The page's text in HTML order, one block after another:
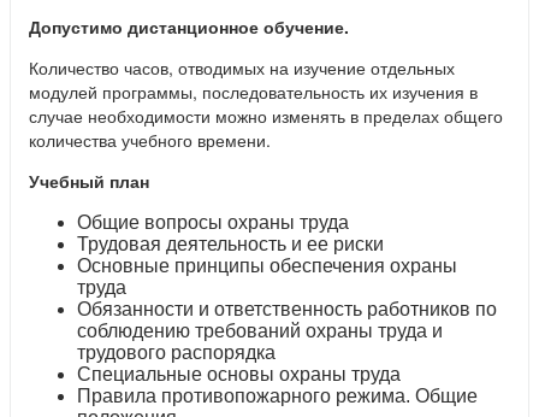
Допустимо дистанционное обучение.
Количество часов, отводимых на изучение отдельных
модулей программы, последовательность их изучения в
случае необходимости можно изменять в пределах общего
количества учебного времени.
Учебный план
Общие вопросы охраны труда
Трудовая деятельность и ее риски
Основные принципы обеспечения охраны
труда
Обязанности и ответственность работников по
соблюдению требований охраны труда и
трудового распорядка
Специальные основы охраны труда
Правила противопожарного режима. Общие